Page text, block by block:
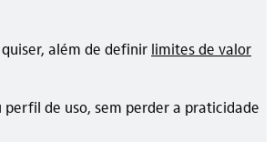
além de definir limites de valor
perfil de uso, sem perder a praticidade